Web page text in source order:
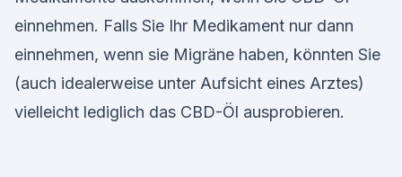
einnehmen. Falls Sie Ihr Medikament nur dann
einnehmen, wenn sie Migräne haben, könnten Sie
(auch idealerweise unter Aufsicht eines Arztes)
vielleicht lediglich das CBD-Öl ausprobieren.